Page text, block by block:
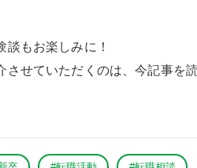
談もお楽しみに！
させていただくのは、今記事